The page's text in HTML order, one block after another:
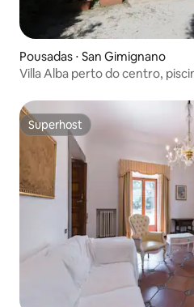
Pousadas ⋅ San Gimignano
Villa Alba perto do centro,
Superhost
Superhost